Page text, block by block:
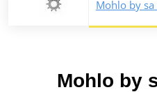
Mohlo by
Mohlo by